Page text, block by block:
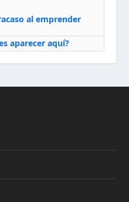
al emprender
aparecer aquí?